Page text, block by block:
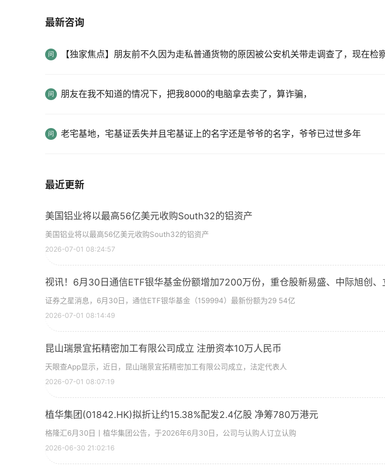
最新咨询
【独家焦点】朋友前不久因为走私普通货物的原因被公安机关带走调查了，现在检
朋友在我不知道的情况下，把我8000的电脑拿去卖了，算诈骗，
老宅基地，宅基证丢失并且宅基证上的名字还是爷爷的名字，爷爷已过世多年
最近更新
美国铝业将以最高56亿美元收购South32的铝资产
美国铝业将以最高56亿美元收购South32的铝资产
2026-07-01 08:24:57
视讯！6月30日通信ETF银华基金份额增加7200万份，重仓股新易盛、中际旭创、
证券之星消息，6月30日，通信ETF银华基金（159994）最新份额为29 54亿
2026-07-01 08:14:49
昆山瑞景宜拓精密加工有限公司成立 注册资本10万人民币
天眼查App显示，近日，昆山瑞景宜拓精密加工有限公司成立，法定代表人
2026-07-01 08:07:19
植华集团(01842.HK)拟折让约15.38%配发2.4亿股 净筹780万港元
格隆汇6月30日丨植华集团公告，于2026年6月30日，公司与认购人订立认购
2026-06-30 21:02:16